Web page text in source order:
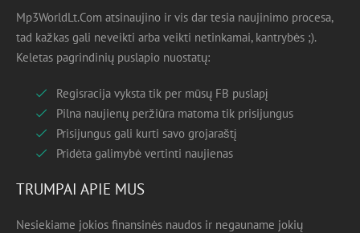
Mp3WorldLt.Com atsinaujino ir vis dar tesia naujinimo procesa,
tad kažkas gali neveikti arba veikti netinkamai, kantrybės ;).
Keletas pagrindinių puslapio nuostatų:
Regisracija vyksta tik per mūsų FB puslapį
Pilna naujienų peržiūra matoma tik prisijungus
Prisijungus gali kurti savo grojaraštį
Pridėta galimybė vertinti naujienas
TRUMPAI APIE MUS
Nesiekiame jokios finansinės naudos ir negauname jokių